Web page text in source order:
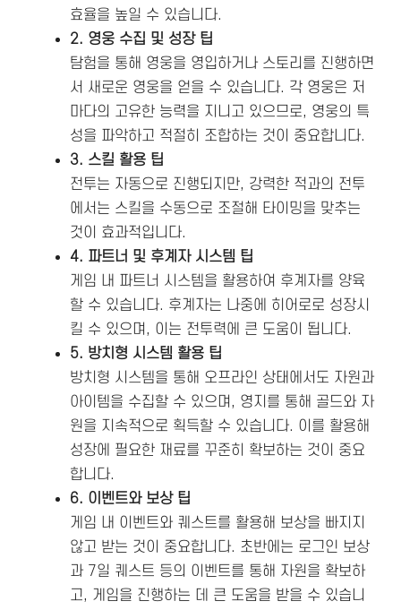
효율을 높일 수 있습니다.
2. 영웅 수집 및 성장 팁
탐험을 통해 영웅을 영입하거나 스토리를 진행하면
서 새로운 영웅을 얻을 수 있습니다. 각 영웅은 저
마다의 고유한 능력을 지니고 있으므로, 영웅의 특
성을 파악하고 적절히 조합하는 것이 중요합니다​.
3. 스킬 활용 팁
전투는 자동으로 진행되지만, 강력한 적과의 전투
에서는 스킬을 수동으로 조절해 타이밍을 맞추는
것이 효과적입니다.
4. 파트너 및 후계자 시스템 팁
게임 내 파트너 시스템을 활용하여 후계자를 양육
할 수 있습니다. 후계자는 나중에 히어로로 성장시
킬 수 있으며, 이는 전투력에 큰 도움이 됩니다.
5. 방치형 시스템 활용 팁
방치형 시스템을 통해 오프라인 상태에서도 자원과
아이템을 수집할 수 있으며, 영지를 통해 골드와 자
원을 지속적으로 획득할 수 있습니다. 이를 활용해
성장에 필요한 재료를 꾸준히 확보하는 것이 중요
합니다.
6. 이벤트와 보상 팁
게임 내 이벤트와 퀘스트를 활용해 보상을 빠지지
않고 받는 것이 중요합니다. 초반에는 로그인 보상
과 7일 퀘스트 등의 이벤트를 통해 자원을 확보하
고, 게임을 진행하는 데 큰 도움을 받을 수 있습니